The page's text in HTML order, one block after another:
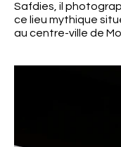
Safdies, il
ce lieu mythique
au centre-ville de